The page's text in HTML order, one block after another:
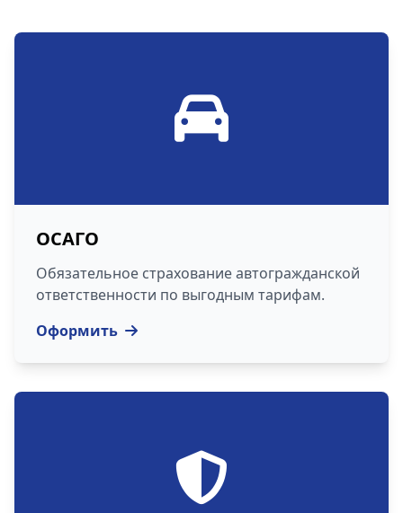
ОСАГО
Обязательное страхование автогражданской
ответственности по выгодным тарифам.
Оформить